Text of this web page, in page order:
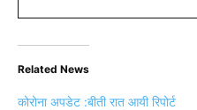
Related News
कोरोना अपडेट :बीती रात आयी रिपोर्ट